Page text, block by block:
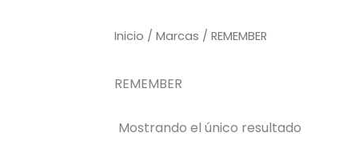
Inicio / Marcas / REMEMBER
REMEMBER
Mostrando el único resultado